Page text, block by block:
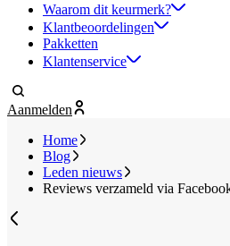
Waarom dit keurmerk?
Klantbeoordelingen
Pakketten
Klantenservice
Aanmelden
Home
Blog
Leden nieuws
Reviews verzameld via